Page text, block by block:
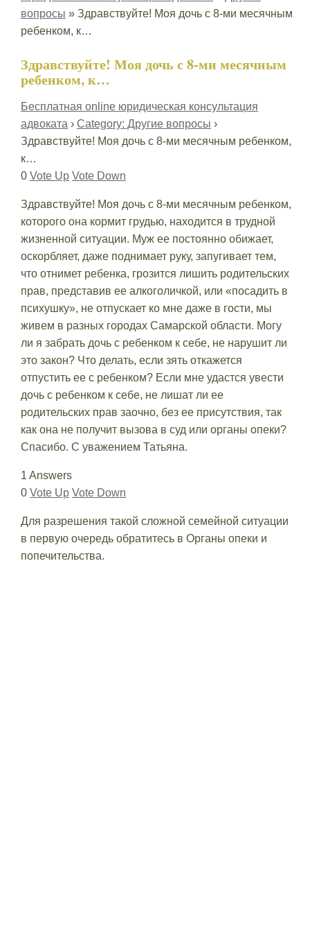
вопросы » Здравствуйте! Моя дочь с 8-ми месячным
ребенком, к…
Здравствуйте! Моя дочь с 8-ми месячным
ребенком, к…
Бесплатная online юридическая консультация
адвоката › Category: Другие вопросы ›
Здравствуйте! Моя дочь с 8-ми месячным ребенком,
к…
0 Vote Up Vote Down
Здравствуйте! Моя дочь с 8-ми месячным ребенком,
которого она кормит грудью, находится в трудной
жизненной ситуации. Муж ее постоянно обижает,
оскорбляет, даже поднимает руку, запугивает тем,
что отнимет ребенка, грозится лишить родительских
прав, представив ее алкоголичкой, или «посадить в
психушку», не отпускает ко мне даже в гости, мы
живем в разных городах Самарской области. Могу
ли я забрать дочь с ребенком к себе, не нарушит ли
это закон? Что делать, если зять откажется
отпустить ее с ребенком? Если мне удастся увести
дочь с ребенком к себе, не лишат ли ее
родительских прав заочно, без ее присутствия, так
как она не получит вызова в суд или органы опеки?
Спасибо. С уважением Татьяна.
1 Answers
0 Vote Up Vote Down
Для разрешения такой сложной семейной ситуации
в первую очередь обратитесь в Органы опеки и
попечительства.